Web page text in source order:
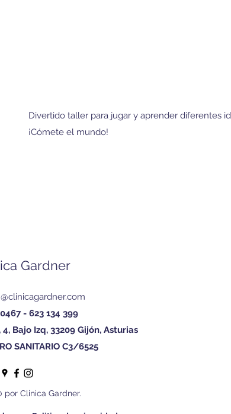
Divertido taller para jugar y aprender diferentes
¡Cómete el mundo!
Gardner
- 623 134 399
Bajo Izq, 33209 Gijón, Asturias
SANITARIO C3/6525
por Clinica Gardner.